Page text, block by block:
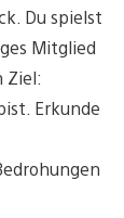
Du spielst
Mitglied
Ziel:
Erkunde